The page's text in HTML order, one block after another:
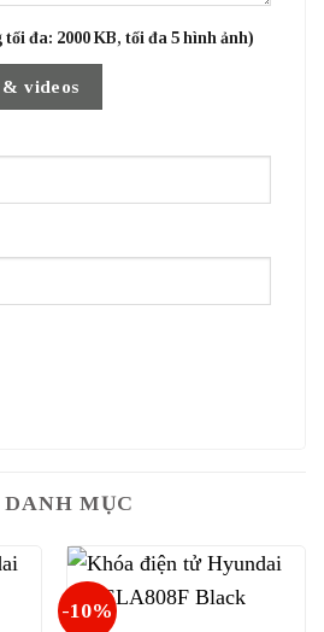
đa: 2000 KB, tối đa 5 hình ảnh)
& videos
MỤC
-10%